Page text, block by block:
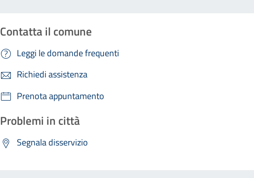
Contatta il comune
Leggi le domande frequenti
Richiedi assistenza
Prenota appuntamento
Problemi in città
Segnala disservizio